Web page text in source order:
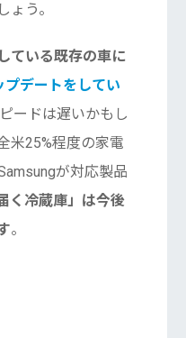
ょう。
ている既存の車に
デートをしてい
ードは遅いかもし
米25%程度の家電
が対応製品
く冷蔵庫」は今後
。